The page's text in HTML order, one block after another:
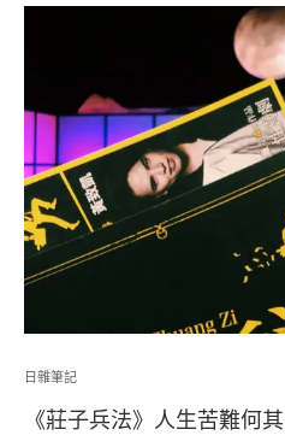
日雜筆記
《莊子兵法》人生苦難何